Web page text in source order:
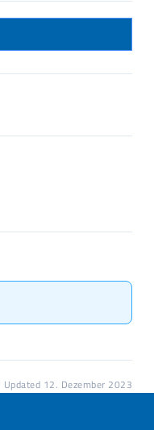
Updated 12. Dezember 2023